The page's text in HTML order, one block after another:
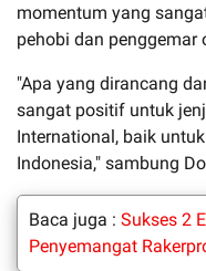
momentum yang
pehobi dan
"Apa yang dirancang
sangat positif untuk
International, baik
Indonesia," sambung
Baca juga : Sukses 2
Penyemangat